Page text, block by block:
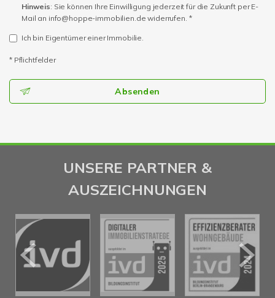
Hinweis: Sie können Ihre Einwilligung jederzeit für die Zukunft per E-
Mail an info@hoppe-immobilien.de widerrufen. *
Ich bin Eigentümer einer Immobilie.
* Pflichtfelder
Absenden
UNSERE PARTNER &
AUSZEICHNUNGEN